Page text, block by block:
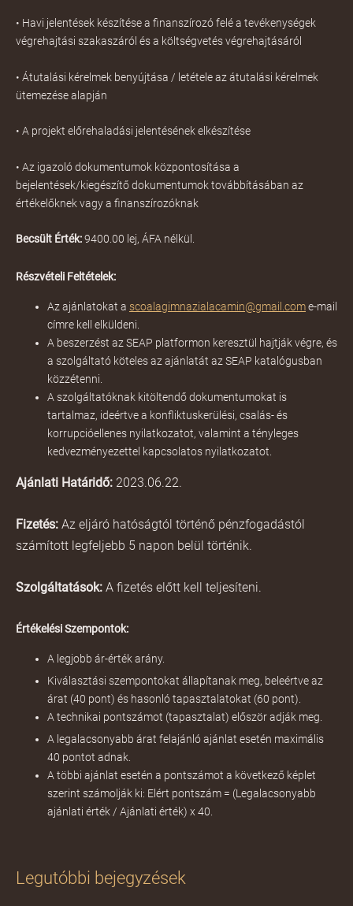
Legutóbbi bejegyzések
• Havi jelentések készítése a finanszírozó felé a tevékenységek
végrehajtási szakaszáról és a költségvetés végrehajtásáról
• Átutalási kérelmek benyújtása / letétele az átutalási kérelmek
ütemezése alapján
• A projekt előrehaladási jelentésének elkészítése
• Az igazoló dokumentumok központosítása a
bejelentések/kiegészítő dokumentumok továbbításában az
értékelőknek vagy a finanszírozóknak
Becsült Érték:9400.00 lej, ÁFA nélkül.
Részvételi Feltételek:
Az ajánlatokat a scoalagimnazialacamin@gmail.come-mail
címre kell elküldeni.
A beszerzést az SEAP platformon keresztül hajtják végre, és
a szolgáltató köteles az ajánlatát az SEAP katalógusban
közzétenni.
A szolgáltatóknak kitöltendő dokumentumokat is
tartalmaz, ideértve a konfliktuskerülési, csalás- és
korrupcióellenes nyilatkozatot, valamint a tényleges
kedvezményezettel kapcsolatos nyilatkozatot.
Ajánlati Határidő: 2023.06.22.
Fizetés: Az eljáró hatóságtól történő pénzfogadástól
számított legfeljebb 5 napon belül történik.
Szolgáltatások: A fizetés előtt kell teljesíteni.
Értékelési Szempontok:
A legjobb ár-érték arány.
Kiválasztási szempontokat állapítanak meg, beleértve az
árat (40 pont) és hasonló tapasztalatokat (60 pont).
A technikai pontszámot (tapasztalat) először adják meg.
A legalacsonyabb árat felajánló ajánlat esetén maximális
40 pontot adnak.
A többi ajánlat esetén a pontszámot a következő képlet
szerint számolják ki: Elért pontszám = (Legalacsonyabb
ajánlati érték / Ajánlati érték) x 40.